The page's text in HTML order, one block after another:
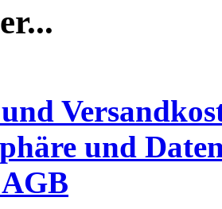
und